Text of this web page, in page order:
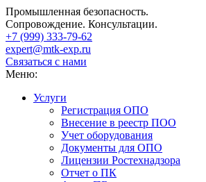
Промышленная безопасность.
Сопровождение. Консультации.
+7 (999) 333-79-62
expert@mtk-exp.ru
Связаться с нами
Меню:
Услуги
Регистрация ОПО
Внесение в реестр ПОО
Учет оборудования
Документы для ОПО
Лицензии Ростехнадзора
Отчет о ПК